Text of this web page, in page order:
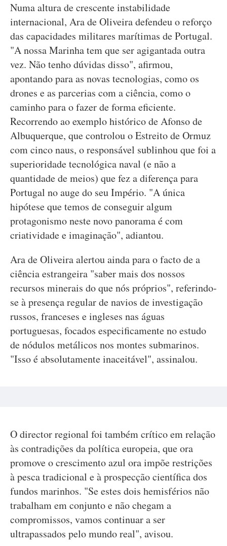
Numa altura de crescente instabilidade
internacional, Ara de Oliveira defendeu o reforço
das capacidades militares marítimas de Portugal.
"A nossa Marinha tem que ser agigantada outra
vez. Não tenho dúvidas disso", afirmou,
apontando para as novas tecnologias, como os
drones e as parcerias com a ciência, como o
caminho para o fazer de forma eficiente.
Recorrendo ao exemplo histórico de Afonso de
Albuquerque, que controlou o Estreito de Ormuz
com cinco naus, o responsável sublinhou que foi a
superioridade tecnológica naval (e não a
quantidade de meios) que fez a diferença para
Portugal no auge do seu Império. "A única
hipótese que temos de conseguir algum
protagonismo neste novo panorama é com
criatividade e imaginação", adiantou.
Ara de Oliveira alertou ainda para o facto de a
ciência estrangeira "saber mais dos nossos
recursos minerais do que nós próprios", referindo-
se à presença regular de navios de investigação
russos, franceses e ingleses nas águas
portuguesas, focados especificamente no estudo
de nódulos metálicos nos montes submarinos.
"Isso é absolutamente inaceitável", assinalou.
O director regional foi também crítico em relação
às contradições da política europeia, que ora
promove o crescimento azul ora impõe restrições
à pesca tradicional e à prospecção científica dos
fundos marinhos. "Se estes dois hemisférios não
trabalham em conjunto e não chegam a
compromissos, vamos continuar a ser
ultrapassados pelo mundo real", avisou.